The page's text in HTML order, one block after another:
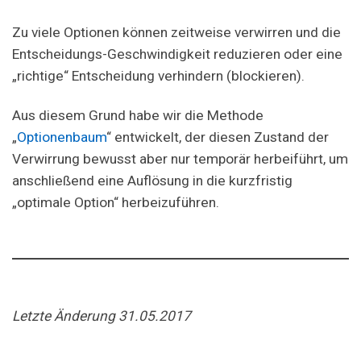
Zu viele Optionen können zeitweise verwirren und die
Entscheidungs-Geschwindigkeit reduzieren oder eine
„richtige“ Entscheidung verhindern (blockieren).
Aus diesem Grund habe wir die Methode
„Optionenbaum“ entwickelt, der diesen Zustand der
Verwirrung bewusst aber nur temporär herbeiführt, um
anschließend eine Auflösung in die kurzfristig
„optimale Option“ herbeizuführen.
Letzte Änderung 31.05.2017